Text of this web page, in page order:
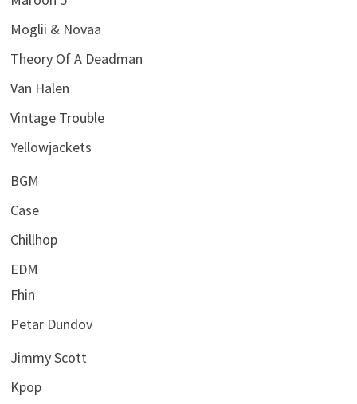
Moglii & Novaa
Theory Of A Deadman
Van Halen
Vintage Trouble
Yellowjackets
BGM
Case
Chillhop
EDM
Fhin
Petar Dundov
Jimmy Scott
Kpop